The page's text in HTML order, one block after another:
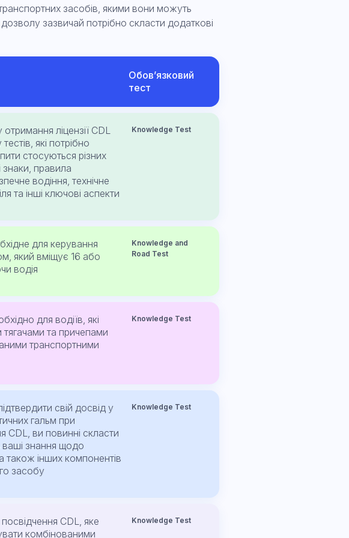
засобів, якими вони можуть
зазвичай потрібно скласти додаткові
Обов’язковий
тест
ліцензії CDL
які потрібно
стосуються різних
правила
водіння, технічне
та інші ключові аспекти
Knowledge Test
для керування
який вміщує 16 або
водія
Knowledge and
Road Test
для водіїв, які
та причепами
транспортними
Knowledge Test
свій досвід у
гальм при
CDL, ви повинні скласти
ваші знання щодо
також інших компонентів
засобу
Knowledge Test
CDL, яке
комбінованими
Knowledge Test